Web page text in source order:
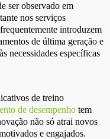
ser observado em
nos serviços
introduzem
de última geração e
necessidades específicas
de treino
de desempenho tem
não só atrai novos
e engajados.